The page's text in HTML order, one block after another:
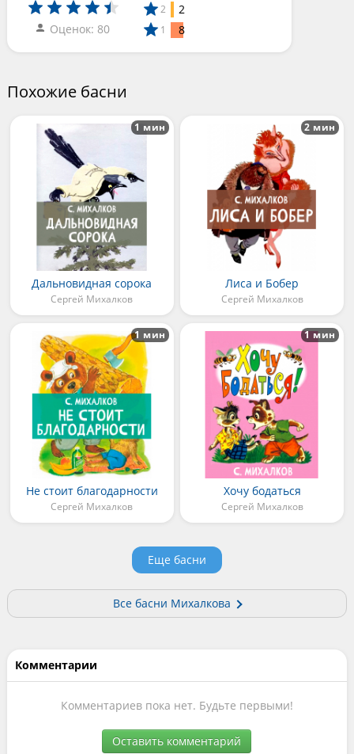
Оценок: 80
2 2
1 8
Похожие басни
Дальновидная сорока
Сергей Михалков
1 мин
Лиса и Бобер
Сергей Михалков
2 мин
Не стоит благодарности
Сергей Михалков
1 мин
Хочу бодаться
Сергей Михалков
1 мин
Еще басни
Все басни Михалкова
Комментарии
Комментариев пока нет. Будьте первыми!
Оставить комментарий